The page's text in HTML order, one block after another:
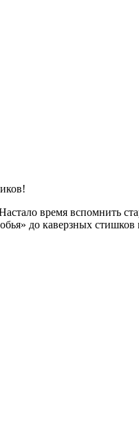
время вспомнить
до каверзных